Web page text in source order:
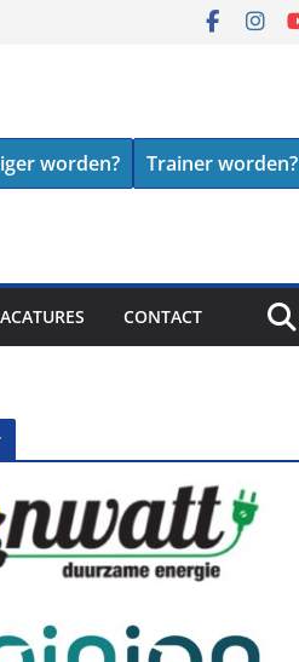
worden? Trainer worden?
CONTACT